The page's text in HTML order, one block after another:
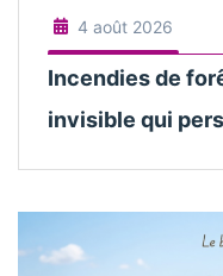
4 août 2026
Incendies de
invisible qui